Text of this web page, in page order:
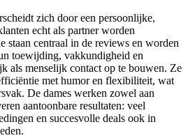
zich door een persoonlijke,
echt als partner worden
staan centraal in de reviews en worden
toewijding, vakkundigheid en
als menselijk contact op te bouwen. Ze
met humor en flexibiliteit, wat
De dames werken zowel aan
aantoonbare resultaten: veel
en succesvolle deals ook in